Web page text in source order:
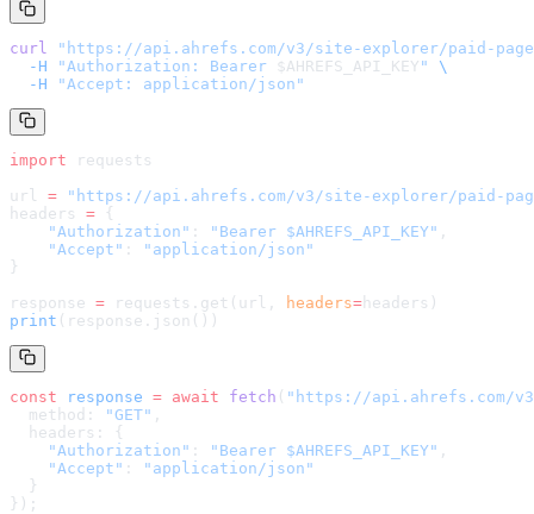
curl " https://api.ahrefs.com/v3/site-explorer/paid-
  -H
"Authorization: Bearer $AHREFS_API_KEY "
\
  -H
"Accept: application/json"
import requests
url = " https://api.ahrefs.com/v3/site-explorer/paid-
headers = {
    "Authorization"
: "Bearer $AHREFS_API_KEY" ,
    "Accept"
:
"application/json"
}
response = requests.get(url, headers= headers )
print (response.json())
const response = await fetch ( " https://api.ahrefs.com/
  method:
"GET" ,
  headers: {
    "Authorization"
: "Bearer $AHREFS_API_KEY" ,
    "Accept"
:
"application/json"
  }
});